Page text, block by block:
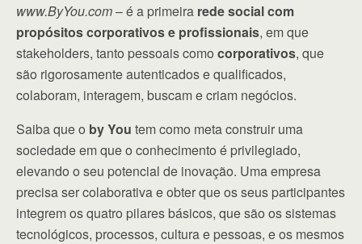
www.ByYou.com– é a primeira rede social com
propósitos corporativos e profissionais, em que
stakeholders, tanto pessoais como corporativos, que
são rigorosamente autenticados e qualificados,
colaboram, interagem, buscam e criam negócios.
Saiba que o by You tem como meta construir uma
sociedade em que o conhecimento é privilegiado,
elevando o seu potencial de inovação. Uma empresa
precisa ser colaborativa e obter que os seus participantes
integrem os quatro pilares básicos, que são os sistemas
tecnológicos, processos, cultura e pessoas, e os mesmos